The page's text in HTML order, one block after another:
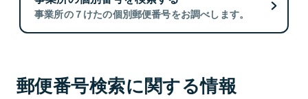
事業所の７けたの個別郵便番号をお調べします。
郵便番号検索に関する情報